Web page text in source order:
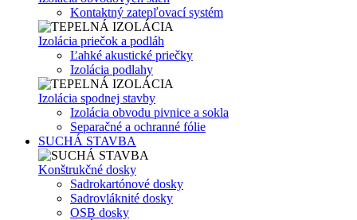
Kontaktný zatepľovací systém
Izolácia priečok a podláh
Ľahké akustické priečky
Izolácia podlahy
Izolácia spodnej stavby
Izolácia obvodu pivnice a sokla
Separačné a ochranné fólie
SUCHÁ STAVBA
Konštrukčné dosky
Sadrokartónové dosky
Sadrovláknité dosky
OSB dosky